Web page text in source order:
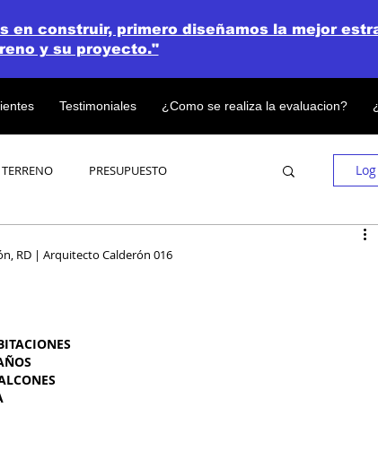
Testimoniales ¿Como se realiza la evaluacion?
en construir, primero diseñamos la mejor
y su proyecto."
TERRENO PRESUPUESTO
RD | Arquitecto Calderón 016